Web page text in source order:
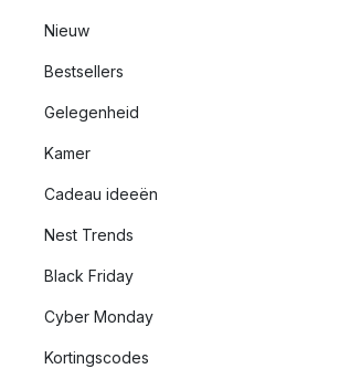
Nieuw
Bestsellers
Gelegenheid
Kamer
Cadeau ideeën
Nest Trends
Black Friday
Cyber Monday
Kortingscodes